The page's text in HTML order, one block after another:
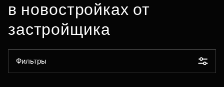
в новостройках от
застройщика
Фильтры